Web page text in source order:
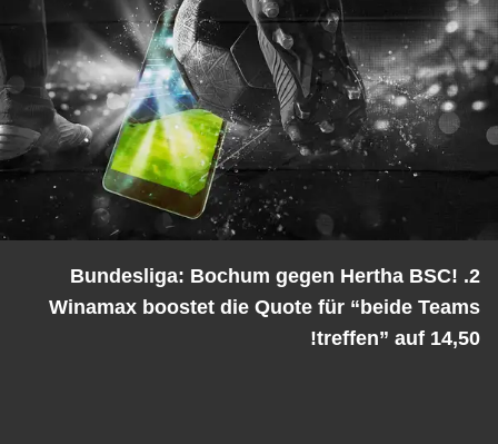
2. Bundesliga: Bochum gegen Hertha BSC!
Winamax boostet die Quote für “beide Teams
treffen” auf 14,50!